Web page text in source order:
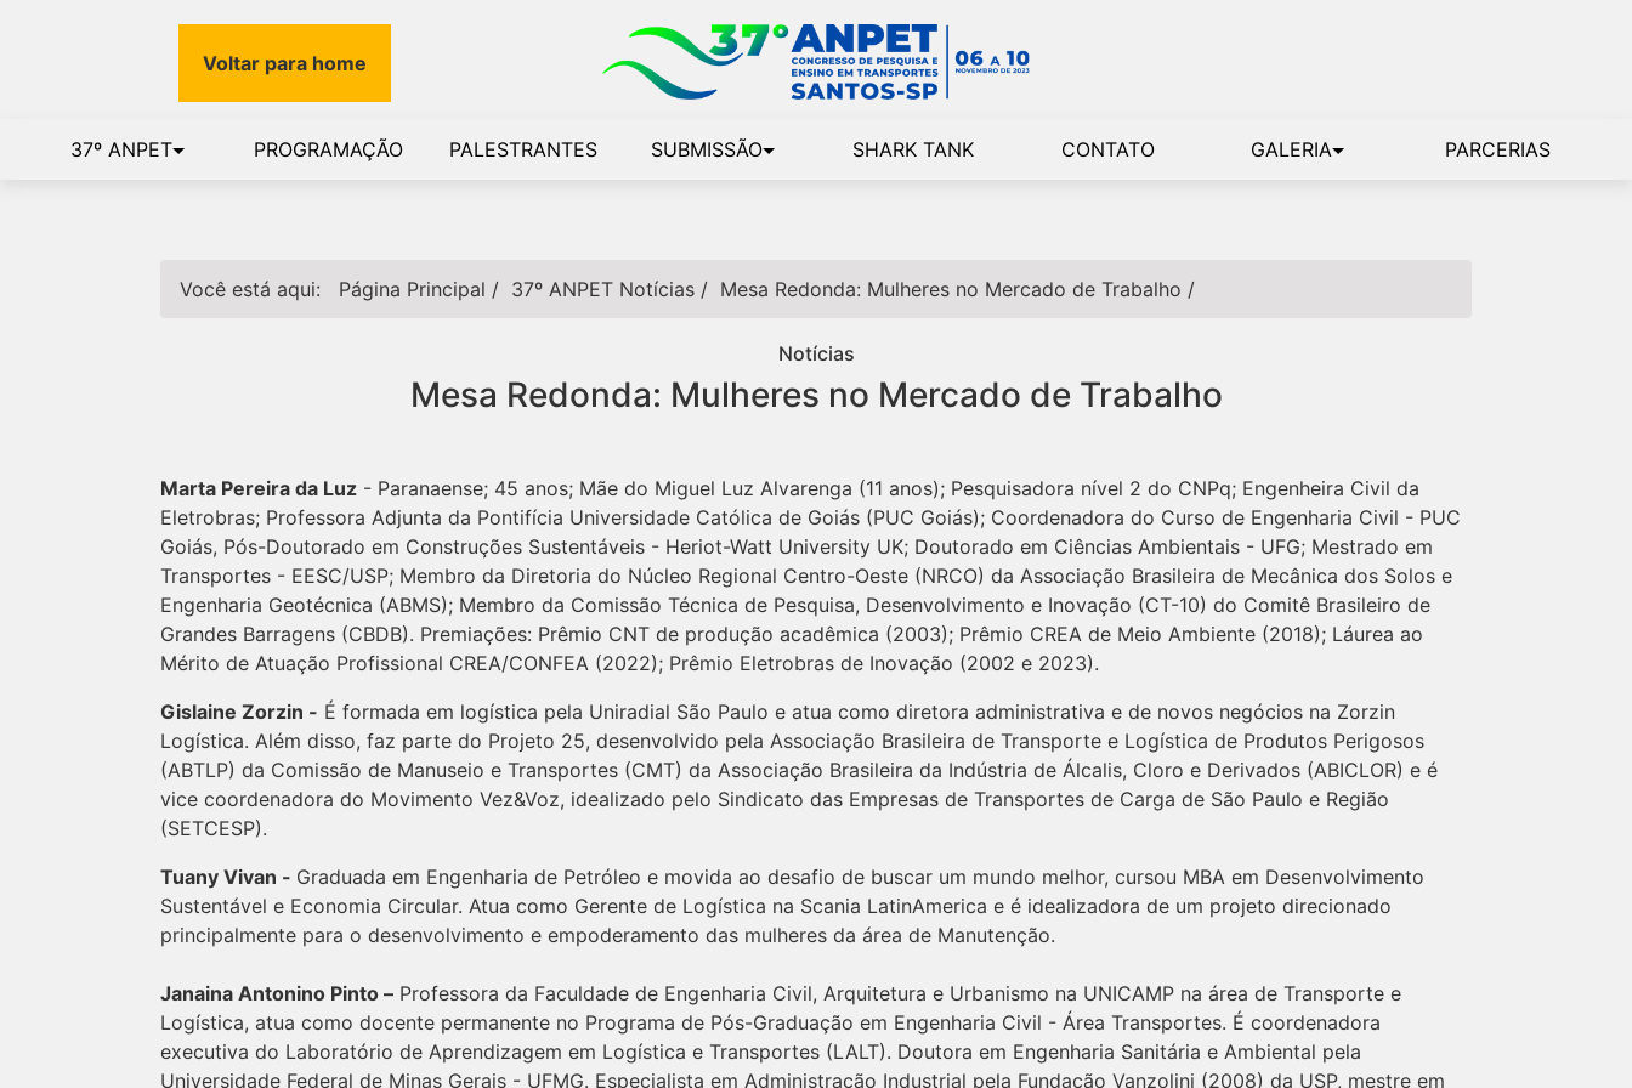
Voltar para home
37º ANPET PROGRAMAÇÃO PALESTRANTES SUBMISSÃO SHARK TANK CONTATO GALERIA PARCERIAS
Você está aqui: Página Principal / 37º ANPET Notícias / Mesa Redonda: Mulheres no Mercado de Trabalho /
Notícias
Mesa Redonda: Mulheres no Mercado de Trabalho
Marta Pereira da Luz - Paranaense; 45 anos; Mãe do Miguel Luz Alvarenga (11 anos); Pesquisadora nível 2 do CNPq; Engenheira Civil da
Eletrobras; Professora Adjunta da Pontifícia Universidade Católica de Goiás (PUC Goiás); Coordenadora do Curso de Engenharia Civil - PUC
Goiás, Pós-Doutorado em Construções Sustentáveis - Heriot-Watt University UK; Doutorado em Ciências Ambientais - UFG; Mestrado em
Transportes - EESC/USP; Membro da Diretoria do Núcleo Regional Centro-Oeste (NRCO) da Associação Brasileira de Mecânica dos Solos e
Engenharia Geotécnica (ABMS); Membro da Comissão Técnica de Pesquisa, Desenvolvimento e Inovação (CT-10) do Comitê Brasileiro de
Grandes Barragens (CBDB). Premiações: Prêmio CNT de produção acadêmica (2003); Prêmio CREA de Meio Ambiente (2018); Láurea ao
Mérito de Atuação Profissional CREA/CONFEA (2022); Prêmio Eletrobras de Inovação (2002 e 2023).
Gislaine Zorzin - É formada em logística pela Uniradial São Paulo e atua como diretora administrativa e de novos negócios na Zorzin
Logística. Além disso, faz parte do Projeto 25, desenvolvido pela Associação Brasileira de Transporte e Logística de Produtos Perigosos
(ABTLP) da Comissão de Manuseio e Transportes (CMT) da Associação Brasileira da Indústria de Álcalis, Cloro e Derivados (ABICLOR) e é
vice coordenadora do Movimento Vez&Voz, idealizado pelo Sindicato das Empresas de Transportes de Carga de São Paulo e Região
(SETCESP).
Tuany Vivan - Graduada em Engenharia de Petróleo e movida ao desafio de buscar um mundo melhor, cursou MBA em Desenvolvimento
Sustentável e Economia Circular. Atua como Gerente de Logística na Scania LatinAmerica e é idealizadora de um projeto direcionado
principalmente para o desenvolvimento e empoderamento das mulheres da área de Manutenção.
Janaina Antonino Pinto – Professora da Faculdade de Engenharia Civil, Arquitetura e Urbanismo na UNICAMP na área de Transporte e
Logística, atua como docente permanente no Programa de Pós-Graduação em Engenharia Civil - Área Transportes. É coordenadora
executiva do Laboratório de Aprendizagem em Logística e Transportes (LALT). Doutora em Engenharia Sanitária e Ambiental pela
Universidade Federal de Minas Gerais - UFMG. Especialista em Administração Industrial pela Fundação Vanzolini (2008) da USP, mestre em